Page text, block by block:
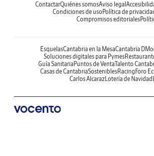
ContactarQuiénes somosAviso legal
Condiciones de uso Política de
Compromisos editoriales
EsquelasCantabria en la MesaCantabria
Soluciones digitales para Pymes
Guía Sanitaria Puntos de VentaTalento
Casas de CantabriaSosteniblesRacing Foro
Carlos AlcarazLotería de Navidad